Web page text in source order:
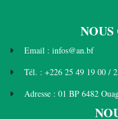
Email : infos@an.bf
Tél. : +226 25 49 19 00 /
Adresse : 01 BP 6482